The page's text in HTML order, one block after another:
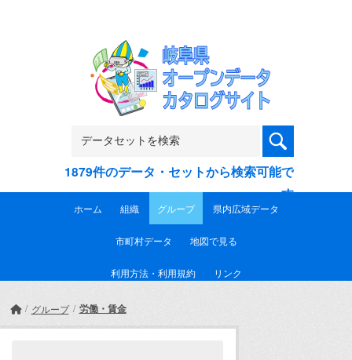
1879件のデータ・セットから検索可能で
す
ホーム 組織 グループ 県内広域データ
市町村データ 地図で見る
利用方法・利用規約 リンク
グループ 労働・賃金